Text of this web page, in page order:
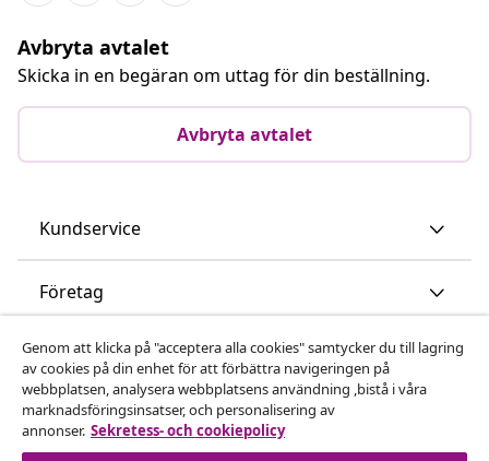
Avbryta avtalet
Skicka in en begäran om uttag för din beställning.
Avbryta avtalet
Kundservice
Företag
vidaXL
Upptäck mer
Genom att klicka på "acceptera alla cookies" samtycker du till lagring
av cookies på din enhet för att förbättra navigeringen på
webbplatsen, analysera webbplatsens användning ,bistå i våra
marknadsföringsinsatser, och personalisering av
annonser. Sekretess- och cookiepolicy